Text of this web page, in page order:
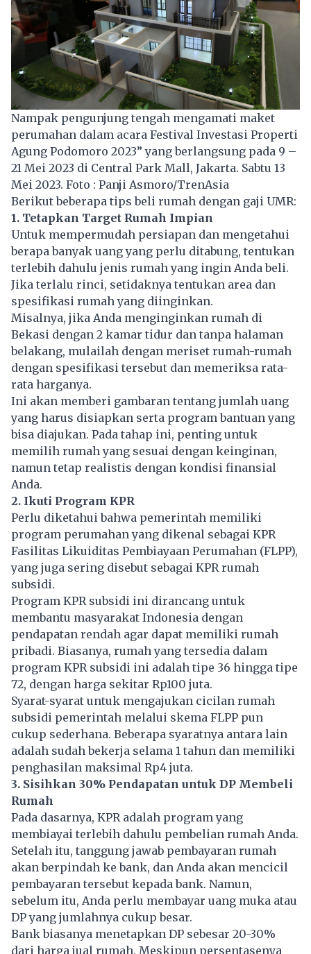
Nampak pengunjung tengah mengamati maket
perumahan dalam acara Festival Investasi Properti
Agung Podomoro 2023” yang berlangsung pada 9 –
21 Mei 2023 di Central Park Mall, Jakarta. Sabtu 13
Mei 2023. Foto : Panji Asmoro/TrenAsia
Berikut beberapa tips beli rumah dengan gaji UMR:
1. Tetapkan Target Rumah Impian
Untuk mempermudah persiapan dan mengetahui
berapa banyak uang yang perlu ditabung, tentukan
terlebih dahulu jenis rumah yang ingin Anda beli.
Jika terlalu rinci, setidaknya tentukan area dan
spesifikasi rumah yang diinginkan.
Misalnya, jika Anda menginginkan rumah di
Bekasi dengan 2 kamar tidur dan tanpa halaman
belakang, mulailah dengan meriset rumah-rumah
dengan spesifikasi tersebut dan memeriksa rata-
rata harganya.
Ini akan memberi gambaran tentang jumlah uang
yang harus disiapkan serta program bantuan yang
bisa diajukan. Pada tahap ini, penting untuk
memilih rumah yang sesuai dengan keinginan,
namun tetap realistis dengan kondisi finansial
Anda.
2. Ikuti Program KPR
Perlu diketahui bahwa pemerintah memiliki
program perumahan yang dikenal sebagai KPR
Fasilitas Likuiditas Pembiayaan Perumahan (FLPP),
yang juga sering disebut sebagai KPR rumah
subsidi.
Program KPR subsidi ini dirancang untuk
membantu masyarakat Indonesia dengan
pendapatan rendah agar dapat memiliki rumah
pribadi. Biasanya, rumah yang tersedia dalam
program KPR subsidi ini adalah tipe 36 hingga tipe
72, dengan harga sekitar Rp100 juta.
Syarat-syarat untuk mengajukan cicilan rumah
subsidi pemerintah melalui skema FLPP pun
cukup sederhana. Beberapa syaratnya antara lain
adalah sudah bekerja selama 1 tahun dan memiliki
penghasilan maksimal Rp4 juta.
3. Sisihkan 30% Pendapatan untuk DP Membeli
Rumah
Pada dasarnya, KPR adalah program yang
membiayai terlebih dahulu pembelian rumah Anda.
Setelah itu, tanggung jawab pembayaran rumah
akan berpindah ke bank, dan Anda akan mencicil
pembayaran tersebut kepada bank. Namun,
sebelum itu, Anda perlu membayar uang muka atau
DP yang jumlahnya cukup besar.
Bank biasanya menetapkan DP sebesar 20-30%
dari harga jual rumah. Meskipun persentasenya